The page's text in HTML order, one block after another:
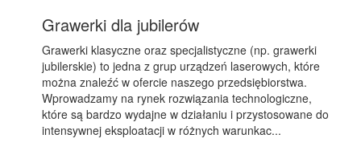
Grawerki dla jubilerów
Grawerki klasyczne oraz specjalistyczne (np. grawerki
jubilerskie) to jedna z grup urządzeń laserowych, które
można znaleźć w ofercie naszego przedsiębiorstwa.
Wprowadzamy na rynek rozwiązania technologiczne,
które są bardzo wydajne w działaniu i przystosowane do
intensywnej eksploatacji w różnych warunkac...